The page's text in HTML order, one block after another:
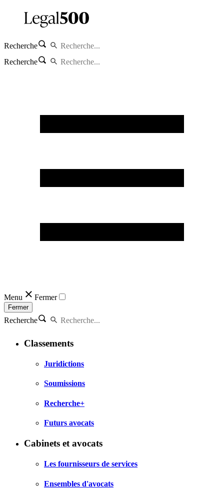
Recherche
Recherche
Menu Fermer
Fermer
Recherche
Classements
Juridictions
Soumissions
Recherche+
Futurs avocats
Cabinets et avocats
Les fournisseurs de services
Ensembles d'avocats